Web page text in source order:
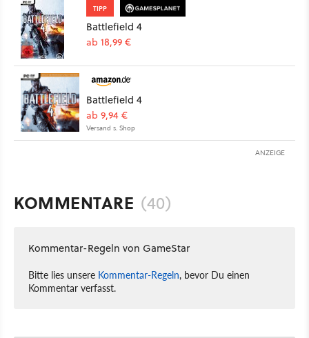
TIPP
Battlefield 4
ab 18,99 €
Battlefield 4
ab 9,94 €
Versand s. Shop
ANZEIGE
KOMMENTARE (40)
Kommentar-Regeln von GameStar
Bitte lies unsere Kommentar-Regeln, bevor Du einen
Kommentar verfasst.